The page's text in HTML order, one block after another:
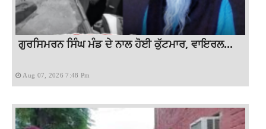
ਗੁਰਸਿਮਰਨ ਸਿੰਘ ਮੰਡ ਦੇ ਨਾਲ ਹੋਈ ਕੁੱਟਮਾਰ, ਵਾਇਰਲ...
Aug 07, 2026 7:48 Pm